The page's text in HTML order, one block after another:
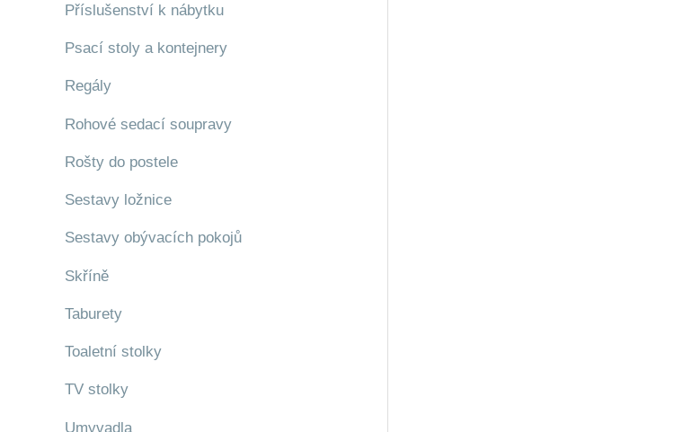
Příslušenství k nábytku
Psací stoly a kontejnery
Regály
Rohové sedací soupravy
Rošty do postele
Sestavy ložnice
Sestavy obývacích pokojů
Skříně
Taburety
Toaletní stolky
TV stolky
Umyvadla